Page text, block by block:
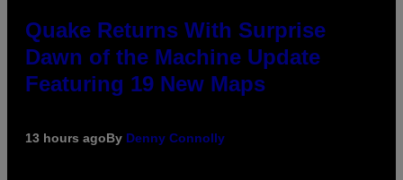
Quake Returns With Surprise
Dawn of the Machine Update
Featuring 19 New Maps
13 hours agoBy Denny Connolly